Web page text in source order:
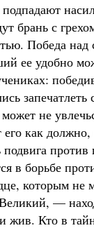
брань с
Победа
ее удобно
не
как
против
в борьбе
которым не
—
жив. Кто в